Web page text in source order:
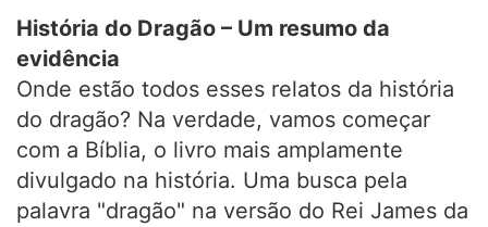
História do Dragão – Um resumo da
evidência
Onde estão todos esses relatos da história
do dragão? Na verdade, vamos começar
com a Bíblia, o livro mais amplamente
divulgado na história. Uma busca pela
palavra "dragão" na versão do Rei James da